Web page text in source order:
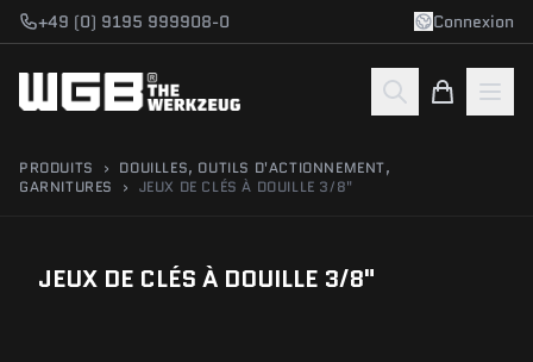
Aller au contenu
+49 (0) 9195 999908-0 Connexion
PRODUITS › DOUILLES, OUTILS D'ACTIONNEMENT,
GARNITURES
› JEUX DE CLÉS À DOUILLE 3/8"
JEUX DE CLÉS À DOUILLE 3/8"